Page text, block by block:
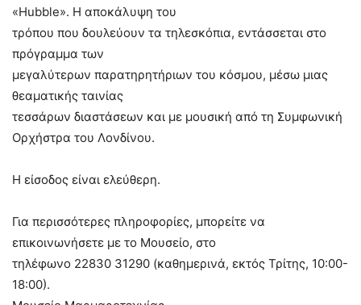
«Hubble». Η αποκάλυψη του
τρόπου που δουλεύουν τα τηλεσκόπια, εντάσσεται στο
πρόγραμμα των
μεγαλύτερων παρατηρητήριων του κόσμου, μέσω μιας
θεαματικής ταινίας
τεσσάρων διαστάσεων και με μουσική από τη Συμφωνική
Ορχήστρα του Λονδίνου.
Η είσοδος είναι ελεύθερη.
Για περισσότερες πληροφορίες, μπορείτε να
επικοινωνήσετε με το Μουσείο, στο
τηλέφωνο 22830 31290 (καθημερινά, εκτός Τρίτης, 10:00-
18:00).